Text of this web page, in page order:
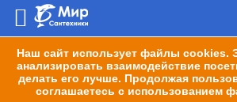
Наш сайт использует файлы cookies.
анализировать взаимодействие
делать его лучше. Продолжая
соглашаетесь с использованием